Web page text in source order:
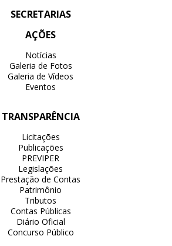
SECRETARIAS
AÇÕES
Notícias
Galeria de Fotos
Galeria de Vídeos
Eventos
TRANSPARÊNCIA
Licitações
Publicações
PREVIPER
Legislações
Prestação de Contas
Patrimônio
Tributos
Contas Públicas
Diário Oficial
Concurso Público